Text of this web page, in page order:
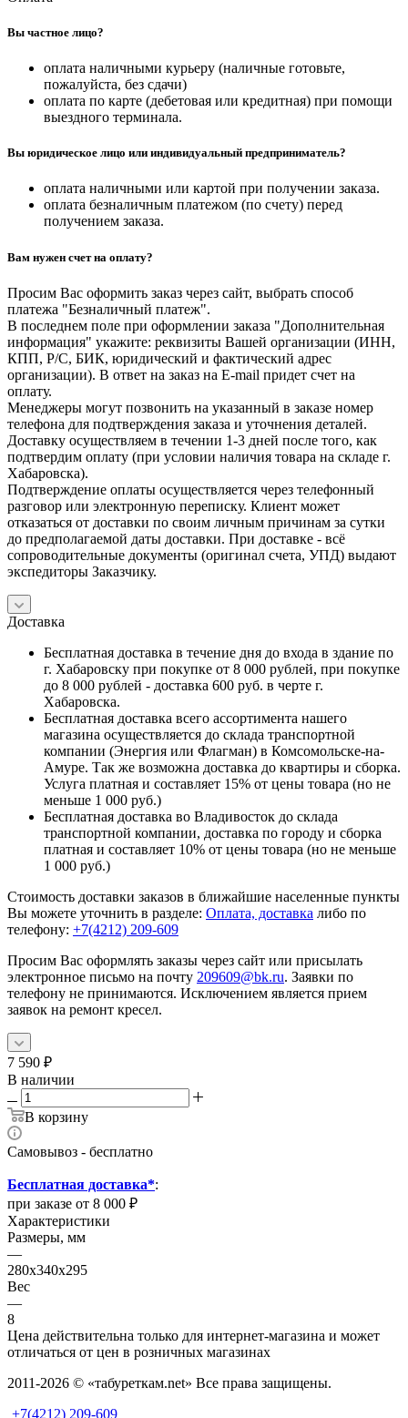
Вы частное лицо?
оплата наличными курьеру (наличные готовьте,
пожалуйста, без сдачи)
оплата по карте (дебетовая или кредитная) при помощи
выездного терминала.
Вы юридическое лицо или индивидуальный предприниматель?
оплата наличными или картой при получении заказа.
оплата безналичным платежом (по счету) перед
получением заказа.
Вам нужен счет на оплату?
Просим Вас оформить заказ через сайт, выбрать способ
платежа "Безналичный платеж".
В последнем поле при оформлении заказа "Дополнительная
информация" укажите: реквизиты Вашей организации (ИНН,
КПП, Р/С, БИК, юридический и фактический адрес
организации). В ответ на заказ на E-mail придет счет на
оплату.
Менеджеры могут позвонить на указанный в заказе номер
телефона для подтверждения заказа и уточнения деталей.
Доставку осуществляем в течении 1-3 дней после того, как
подтвердим оплату (при условии наличия товара на складе г.
Хабаровска).
Подтверждение оплаты осуществляется через телефонный
разговор или электронную переписку. Клиент может
отказаться от доставки по своим личным причинам за сутки
до предполагаемой даты доставки. При доставке - всё
сопроводительные документы (оригинал счета, УПД) выдают
экспедиторы Заказчику.
Доставка
Бесплатная доставка в течение дня до входа в здание по
г. Хабаровску при покупке от 8 000 рублей, при покупке
до 8 000 рублей - доставка 600 руб. в черте г.
Хабаровска.
Бесплатная доставка всего ассортимента нашего
магазина осуществляется до склада транспортной
компании (Энергия или Флагман) в Комсомольске-на-
Амуре. Так же возможна доставка до квартиры и сборка.
Услуга платная и составляет 15% от цены товара (но не
меньше 1 000 руб.)
Бесплатная доставка во Владивосток до склада
транспортной компании, доставка по городу и сборка
платная и составляет 10% от цены товара (но не меньше
1 000 руб.)
Стоимость доставки заказов в ближайшие населенные пункты
Вы можете уточнить в разделе: Оплата, доставка либо по
телефону: +7(4212) 209-609
Просим Вас оформлять заказы через сайт или присылать
электронное письмо на почту 209609@bk.ru. Заявки по
телефону не принимаются. Исключением является прием
заявок на ремонт кресел.
7 590 ₽
В наличии
В корзину
Самовывоз - бесплатно
Бесплатная доставка*:
при заказе от 8 000 ₽
Характеристики
Размеры, мм
—
280x340x295
Вес
—
8
Цена действительна только для интернет-магазина и может
отличаться от цен в розничных магазинах
2011-2026 © «табуреткам.net» Все права защищены.
+7(4212) 209-609